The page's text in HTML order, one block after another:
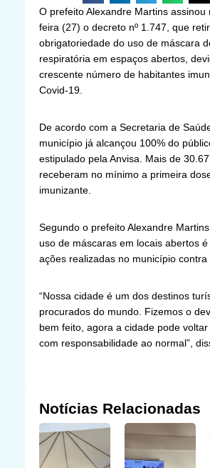
O prefeito Alexandre Martins assinou
feira (27) o decreto nº 1.747, que
obrigatoriedade do uso de máscara
respiratória em espaços abertos,
crescente número de habitantes
Covid-19.
De acordo com a Secretaria de
município já alcançou 100% do
estipulado pela Anvisa. Mais de
receberam no mínimo a primeira
imunizante.
Segundo o prefeito Alexandre
uso de máscaras em locais abertos
ações realizadas no município contra
“Nossa cidade é um dos destinos
procurados do mundo. Fizemos o
bem feito, agora a cidade pode
com responsabilidade ao normal”,
Notícias Relacionadas